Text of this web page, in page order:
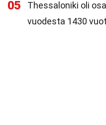
05
Thessaloniki oli
vuodesta 1430